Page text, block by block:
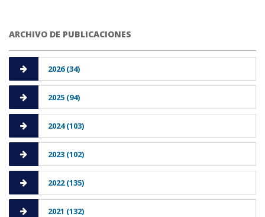
ARCHIVO DE PUBLICACIONES
2026 (34)
2025 (94)
2024 (103)
2023 (102)
2022 (135)
2021 (132)